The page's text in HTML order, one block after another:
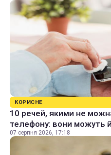
КОРИСНЕ
10 речей, якими не
телефону: вони можуть
07 серпня 2026, 17:18